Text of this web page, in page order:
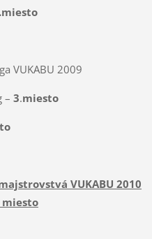
VUKABU 2009
– 3.miesto
VUKABU 2010 –
miesto